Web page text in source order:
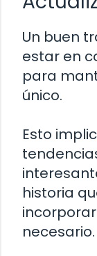
Un buen
estar en
para
único.
Esto
historia
necesario.